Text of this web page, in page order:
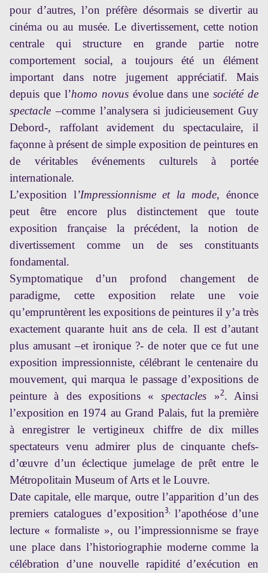
pour d’autres, l’on préfère désormais se divertir au
cinéma ou au musée. Le divertissement, cette notion
centrale qui structure en grande partie notre
comportement social, a toujours été un élément
important dans notre jugement appréciatif. Mais
depuis que l’homo novus évolue dans unesociété de
spectacle –comme l’analysera si judicieusement Guy
Debord-, raffolant avidement du spectaculaire, il
façonne à présent de simple exposition de peintures en
de véritables événements culturels à portée
internationale.
L’exposition l’Impressionnisme et la mode, énonce
peut être encore plus distinctement que toute
exposition française la précédent, la notion de
divertissement comme un de ses constituants
fondamental.
Symptomatique d’un profond changement de
paradigme, cette exposition relate une voie
qu’empruntèrent les expositions de peintures il y’a très
exactement quarante huit ans de cela. Il est d’autant
plus amusant –et ironique ?- de noter que ce fut une
exposition impressionniste, célébrant le centenaire du
mouvement, qui marqua le passage d’expositions de
peinture à des expositions «spectacles »2. Ainsi
l’exposition en 1974 au Grand Palais, fut la première
à enregistrer le vertigineux chiffre de dix milles
spectateurs venu admirer plus de cinquante chefs-
d’œuvre d’un éclectique jumelage de prêt entre le
Métropolitain Museum of Arts et le Louvre.
Date capitale, elle marque, outre l’apparition d’un des
premiers catalogues d’exposition3, l’apothéose d’une
lecture « formaliste », ou l’impressionnisme se fraye
une place dans l’historiographie moderne comme la
célébration d’une nouvelle rapidité d’exécution en